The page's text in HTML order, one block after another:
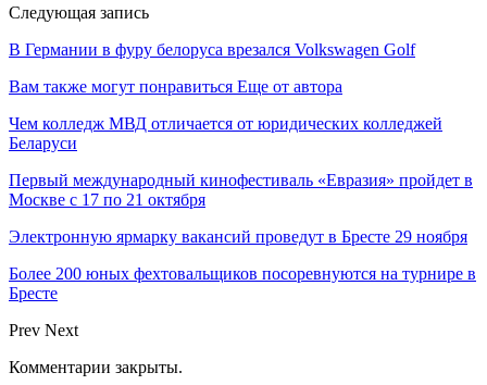
Следующая запись
В Германии в фуру белоруса врезался Volkswagen Golf
Вам также могут понравиться Еще от автора
Чем колледж МВД отличается от юридических колледжей
Беларуси
Первый международный кинофестиваль «Евразия» пройдет в
Москве с 17 по 21 октября
Электронную ярмарку вакансий проведут в Бресте 29 ноября
Более 200 юных фехтовальщиков посоревнуются на турнире в
Бресте
Prev Next
Комментарии закрыты.